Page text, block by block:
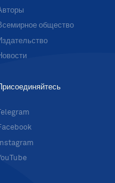
общество
Присоединяйтесь
Instagram